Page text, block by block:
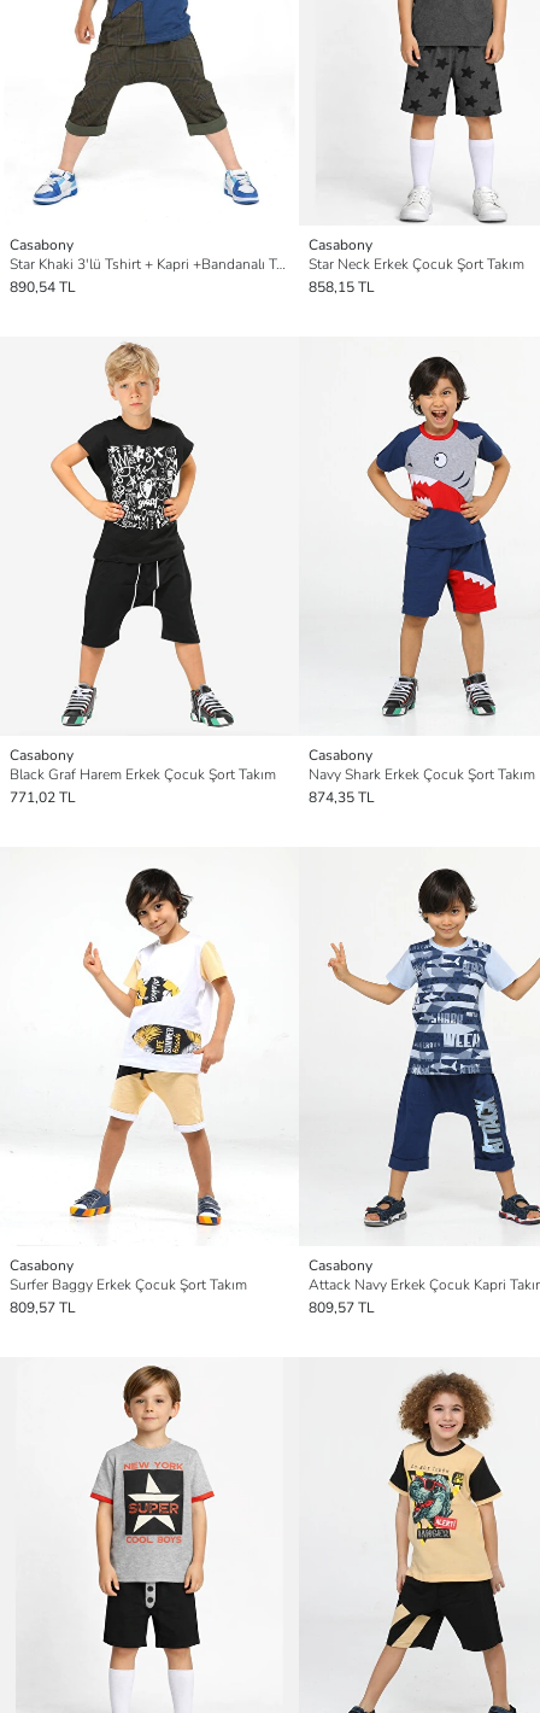
Casabony
Star Khaki 3'lü Tshirt + Kapri +Bandanalı Takım
890,54 TL
Casabony
Star Neck Erkek Çocuk Şort Takım
858,15 TL
Casabony
Black Graf Harem Erkek Çocuk Şort Takım
771,02 TL
Casabony
Navy Shark Erkek Çocuk Şort Takım
874,35 TL
Casabony
Surfer Baggy Erkek Çocuk Şort Takım
809,57 TL
Casabony
Attack Navy Erkek Çocuk Kapri
809,57 TL